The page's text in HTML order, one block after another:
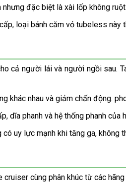
đặc biệt là xài lốp không
loại bánh căm vỏ tubeless này
cả người lái và người ngồi
nhau và giảm chấn động.
dĩa phanh và hệ thống phanh của
uy lực mạnh khi tăng ga,
cùng phân khúc từ các